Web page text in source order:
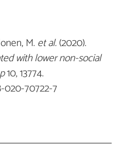
M. et al.(2020).
with lower non-social
10, 13774.
020-70722-7